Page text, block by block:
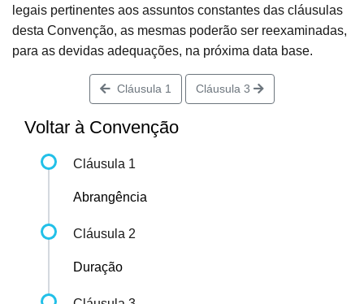
legais pertinentes aos assuntos constantes das cláusulas
desta Convenção, as mesmas poderão ser reexaminadas,
para as devidas adequações, na próxima data base.
Cláusula 1 Cláusula 3
Voltar à Convenção
Cláusula 1
Abrangência
Cláusula 2
Duração